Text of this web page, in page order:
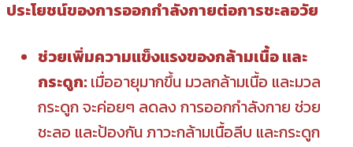
ประโยชน์ของการออกกำลังกายต่อการชะลอวัย
ช่วยเพิ่มความแข็งแรงของกล้ามเนื้อ และ
กระดูก: เมื่ออายุมากขึ้น มวลกล้ามเนื้อ และมวล
กระดูก จะค่อยๆ ลดลง การออกกำลังกาย ช่วย
ชะลอ และป้องกัน ภาวะกล้ามเนื้อลีบ และกระดูก